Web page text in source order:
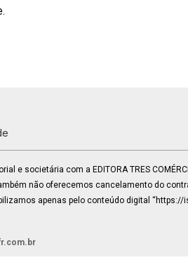
e societária com a EDITORA TRES
não oferecemos cancelamento do
apenas pelo conteúdo digital “https://